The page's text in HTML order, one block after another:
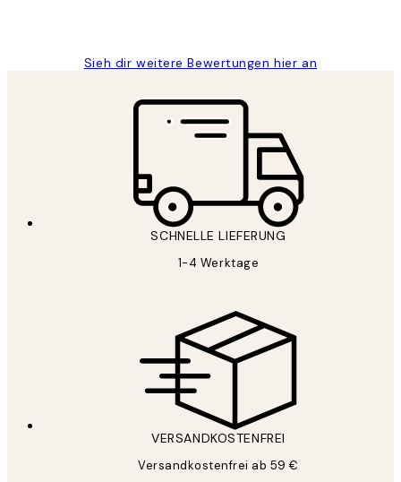
Sieh dir weitere Bewertungen hier an
SCHNELLE LIEFERUNG
1-4 Werktage
VERSANDKOSTENFREI
Versandkostenfrei ab 59 €